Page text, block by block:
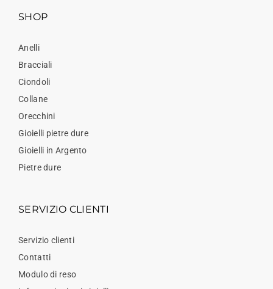
SHOP
Anelli
Bracciali
Ciondoli
Collane
Orecchini
Gioielli pietre dure
Gioielli in Argento
Pietre dure
SERVIZIO CLIENTI
Servizio clienti
Contatti
Modulo di reso